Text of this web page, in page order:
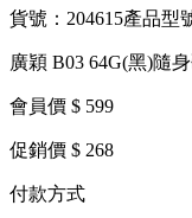
貨號：204615產品型
廣穎 B03 64G(黑)隨
會員價 $ 599
促銷價 $ 268
付款方式